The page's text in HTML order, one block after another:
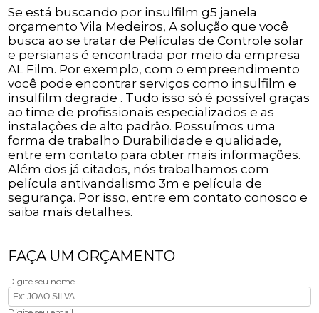
Se está buscando por insulfilm g5 janela
orçamento Vila Medeiros, A solução que você
busca ao se tratar de Películas de Controle solar
e persianas é encontrada por meio da empresa
AL Film. Por exemplo, com o empreendimento
você pode encontrar serviços como insulfilm e
insulfilm degrade . Tudo isso só é possível graças
ao time de profissionais especializados e as
instalações de alto padrão. Possuímos uma
forma de trabalho Durabilidade e qualidade,
entre em contato para obter mais informações.
Além dos já citados, nós trabalhamos com
película antivandalismo 3m e película de
segurança. Por isso, entre em contato conosco e
saiba mais detalhes.
FAÇA UM ORÇAMENTO
Digite seu nome